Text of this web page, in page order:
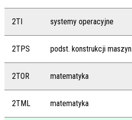
2TI systemy operacyjne
2TPS podst. konstrukcji maszyn
2TOR matematyka
2TML matematyka